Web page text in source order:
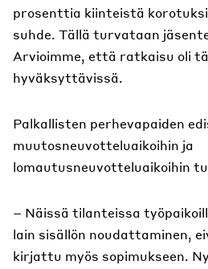
prosenttia kiinteistä
suhde. Tällä turvataan
Arvioimme, että ratkaisu oli
hyväksyttävissä.
Palkallisten perhevapaiden
muutosneuvotteluaikoihin ja
lomautusneuvotteluaikoihin
– Näissä tilanteissa
lain sisällön noudattaminen,
kirjattu myös sopimukseen.